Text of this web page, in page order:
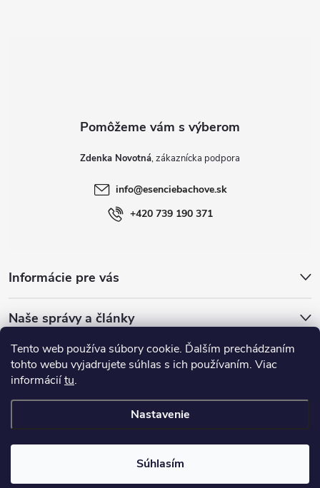
Tento web používa súbory cookie. Ďalším prechádzaním
tohto webu vyjadrujete súhlas s ich používaním. Viac
informáciítu.
Nastavenie
Súhlasím
Informácie pre vás
Naše správy a články
Zdenka Novotná
info@esenciebachove.sk
+420 739 190 371
Esence Bachovy.com Bachovykapky
Copyright 2026Esenciebachove. Všetky práva vyhradené.